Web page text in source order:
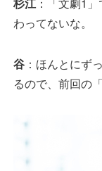
わってないな。
谷 ：ほんとにず
るので、前回の